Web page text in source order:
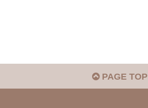
PAGE TOP